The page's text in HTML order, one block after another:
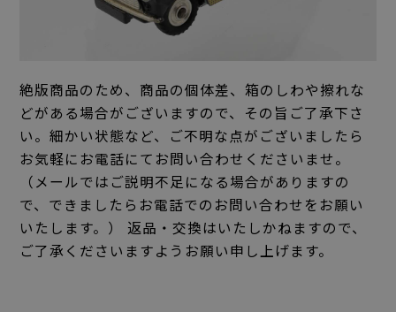
絶版商品のため、商品の個体差、箱のしわや擦れな
どがある場合がございますので、その旨ご了承下さ
い。細かい状態など、ご不明な点がございましたら
お気軽にお電話にてお問い合わせくださいませ。
（メールではご説明不足になる場合がありますの
で、できましたらお電話でのお問い合わせをお願い
いたします。） 返品・交換はいたしかねますので、
ご了承くださいますようお願い申し上げます。